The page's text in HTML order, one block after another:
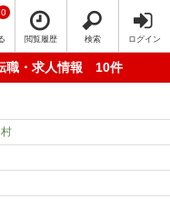
0
閲覧履歴 検索 ログイン
職・求人情報 10件